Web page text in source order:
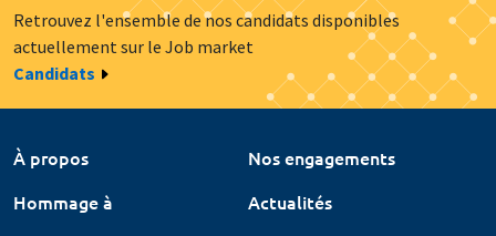
Retrouvez l'ensemble de nos candidats disponibles
actuellement sur le Job market
Candidats
À propos
Nos engagements
Hommage à
Actualités